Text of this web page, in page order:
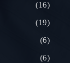
16
19
6
6